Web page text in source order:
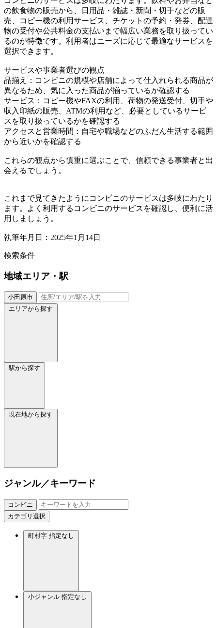
の飲食物の販売から、日用品・雑誌・新聞・切手などの販
売、コピー機の利用サービス、チケットの予約・発券、配達
物の受付や公共料金の支払いまで幅広い業務を取り扱ってい
るのが特徴です。利用者はニーズに応じて最適なサービスを
選択できます。
サービスや事業者選びの観点
品揃え：コンビニの規模や店舗によって仕入れられる商品が
異なるため、気に入った商品が揃っているか確認する
サービス：コピー機やFAXの利用、荷物の発送受付、切手や
収入印紙の販売、ATMの利用など、必要としているサービ
スを取り扱っているかを確認する
アクセスと営業時間：自宅や職場などのふだん生活する範囲
から近いかを確認する
これらの観点から慎重に選ぶことで、信頼できる事業者と出
会えるでしょう。
これまで見てきたようにコンビニのサービスは多岐にわたり
ます。よく利用するコンビニのサービスを確認し、便利に活
用しましょう。
執筆年月日：2025年1月14日
検索条件
地域エリア・駅
小田原市
エリアから探す
駅から探す
現在地から探す
ジャンル／キーワード
コンビニ
カテゴリ選択
町村字 指定なし
小ジャンル 指定なし